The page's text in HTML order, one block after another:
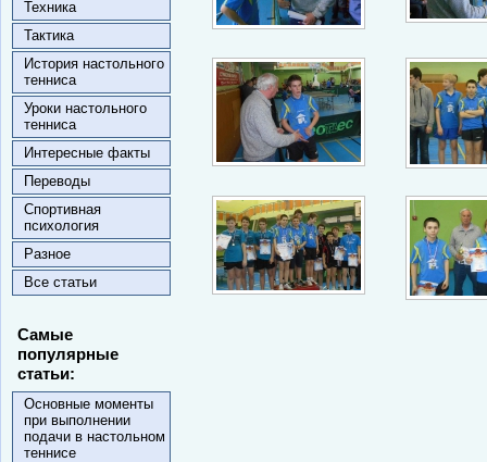
Техника
Тактика
История настольного
тенниса
Уроки настольного
тенниса
Интересные факты
Переводы
Спортивная
психология
Разное
Все статьи
Самые
популярные
статьи:
Основные моменты
при выполнении
подачи в настольном
теннисе